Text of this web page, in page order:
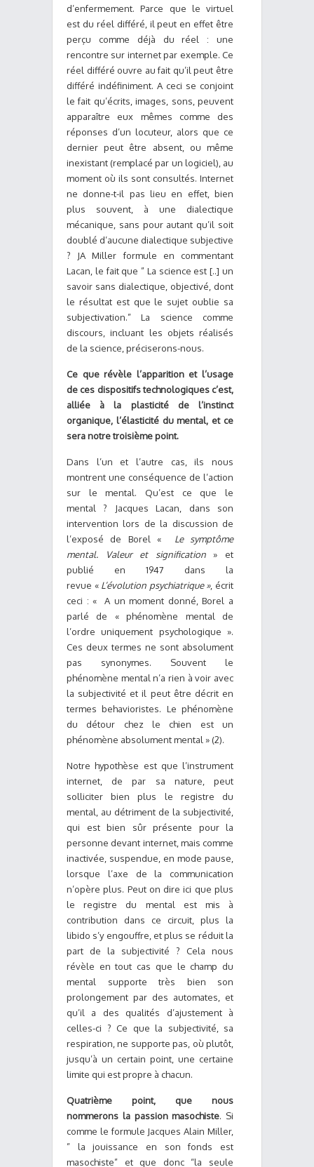
d’enfermement. Parce que le virtuel
est du réel différé, il peut en effet être
perçu comme déjà du réel : une
rencontre sur internet par exemple. Ce
réel différé ouvre au fait qu’il peut être
différé indéfiniment. A ceci se conjoint
le fait qu’écrits, images, sons, peuvent
apparaître eux mêmes comme des
réponses d’un locuteur, alors que ce
dernier peut être absent, ou même
inexistant (remplacé par un logiciel), au
moment où ils sont consultés. Internet
ne donne-t-il pas lieu en effet, bien
plus souvent, à une dialectique
mécanique, sans pour autant qu’il soit
doublé d’aucune dialectique subjective
? JA Miller formule en commentant
Lacan, le fait que ” La science est [..] un
savoir sans dialectique, objectivé, dont
le résultat est que le sujet oublie sa
subjectivation.” La science comme
discours, incluant les objets réalisés
de la science, préciserons-nous.
Ce que révèle l’apparition et l’usage
de ces dispositifs technologiques c’est,
alliée à la plasticité de l’instinct
organique, l’élasticité du mental, et ce
sera notre troisième point.
Dans l’un et l’autre cas, ils nous
montrent une conséquence de l’action
sur le mental. Qu’est ce que le
mental ? Jacques Lacan, dans son
intervention lors de la discussion de
l’exposé de Borel « Le symptôme
mental. Valeur et signification » et
publié en 1947 dans la
revue « L’évolution psychiatrique », écrit
ceci : « A un moment donné, Borel a
parlé de « phénomène mental de
l’ordre uniquement psychologique ».
Ces deux termes ne sont absolument
pas synonymes. Souvent le
phénomène mental n’a rien à voir avec
la subjectivité et il peut être décrit en
termes behavioristes. Le phénomène
du détour chez le chien est un
phénomène absolument mental » (2).
Notre hypothèse est que l’instrument
internet, de par sa nature, peut
solliciter bien plus le registre du
mental, au détriment de la subjectivité,
qui est bien sûr présente pour la
personne devant internet, mais comme
inactivée, suspendue, en mode pause,
lorsque l’axe de la communication
n’opère plus. Peut on dire ici que plus
le registre du mental est mis à
contribution dans ce circuit, plus la
libido s’y engouffre, et plus se réduit la
part de la subjectivité ? Cela nous
révèle en tout cas que le champ du
mental supporte très bien son
prolongement par des automates, et
qu’il a des qualités d’ajustement à
celles-ci ? Ce que la subjectivité, sa
respiration, ne supporte pas, où plutôt,
jusqu’à un certain point, une certaine
limite qui est propre à chacun.
Quatrième point, que nous
nommerons la passion masochiste. Si
comme le formule Jacques Alain Miller,
” la jouissance en son fonds est
masochiste” et que donc “la seule